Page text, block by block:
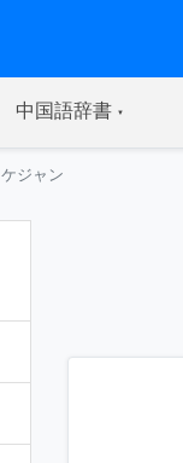
中国語辞書(current)
ケジャン